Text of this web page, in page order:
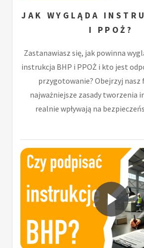
JAK WYGLĄDA
I PPOŻ?
Zastanawiasz się, jak powinna
instrukcja BHP i PPOŻ i kto jest
przygotowanie? Obejrzyj nasz
najważniejsze zasady tworzenia
realnie wpływają na